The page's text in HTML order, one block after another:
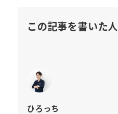
この記事を書いた人
ひろっち